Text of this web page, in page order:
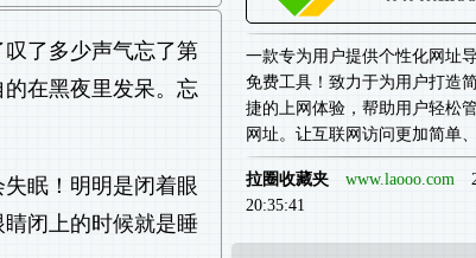
了多少声气忘了第
在黑夜里发呆。忘
眠！明明是闭着眼
闭上的时候就是睡
一款专为用户提供个性化网址
免费工具！致力于为用户打造
捷的上网体验，帮助用户轻松
网址。让互联网访问更加简单、
拉圈收藏夹 www.laooo.com
20:35:41